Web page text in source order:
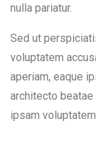
nulla pariatur.
Sed ut
voluptatem
aperiam, eaque
architecto
ipsam